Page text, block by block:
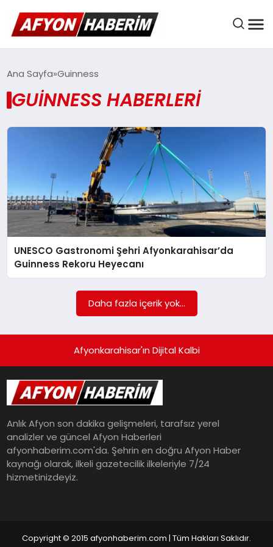
AFYON HABER
EKONOMI
DÜNYA
SAĞLIK
TEKNOLOJI
Ana Sayfa Guinness
GUINNESS HABERLERI
UNESCO Gastronomi Şehri Afyonkarahisar’da
Guinness Rekoru Heyecanı
Daha fazla içerik yok...
Afyonkarahisar'ın Dijital Kalbi
Anlık Afyon son dakika gelişmeleri, tarafsız yerel
analizler ve güncel Afyon Haberleri
afyonhaberim.com'da. Şehrin en doğru Afyon Haber
kaynağı olarak, ilkeli gazetecilik ilkeleriyle 7/24
hizmetinizdeyiz.
Copyright © 2015 afyonhaberim.com | Tüm Hakları Saklıdır.